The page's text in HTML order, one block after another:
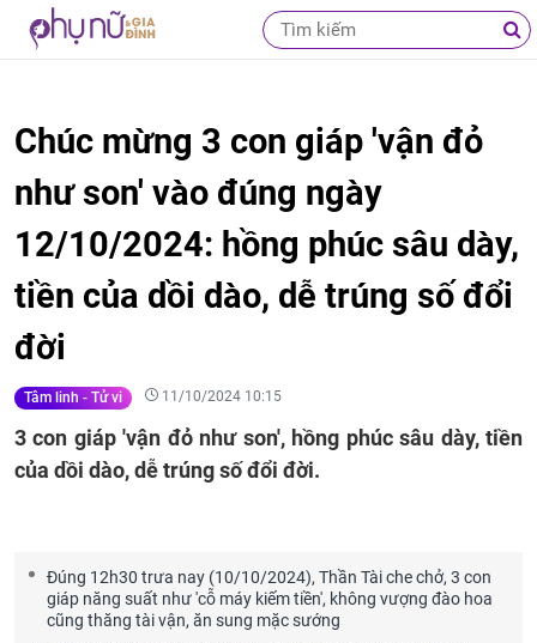
Chúc mừng 3 con giáp 'vận đỏ
như son' vào đúng ngày
12/10/2024: hồng phúc sâu dày,
tiền của dồi dào, dễ trúng số đổi
đời
Tâm linh - Tử vi 11/10/2024 10:15
3 con giáp 'vận đỏ như son', hồng phúc sâu dày, tiền
của dồi dào, dễ trúng số đổi đời.
Đúng 12h30 trưa nay (10/10/2024), Thần Tài che chở, 3 con
giáp năng suất như 'cỗ máy kiếm tiền', không vượng đào hoa
cũng thăng tài vận, ăn sung mặc sướng